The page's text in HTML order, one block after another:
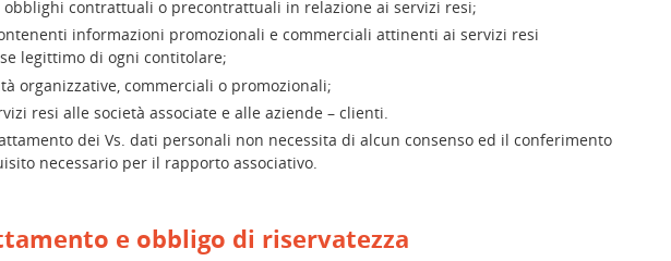
obblighi contrattuali o precontrattuali in relazione ai servizi resi;
informazioni promozionali e commerciali attinenti ai servizi resi
legittimo di ogni contitolare;
organizzative, commerciali o promozionali;
resi alle società associate e alle aziende – clienti.
dei Vs. dati personali non necessita di alcun consenso ed il conferimento
necessario per il rapporto associativo.
e obbligo di riservatezza